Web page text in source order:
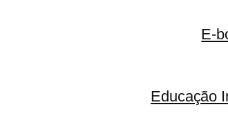
E-
Educação